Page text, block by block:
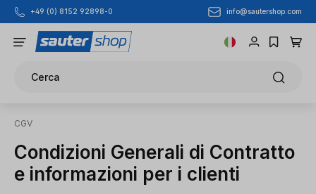
Passa al contenuto principale
+49 (0) 8152 92898-0 info@sautershop.com
Cerca
CGV
Condizioni Generali di Contratto
e informazioni per i clienti